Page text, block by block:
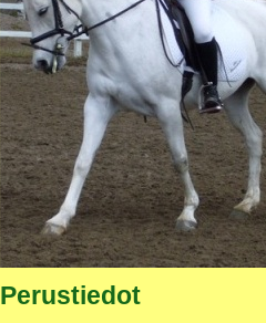
Perustiedot